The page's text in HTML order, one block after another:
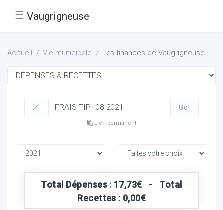
☰ Vaugrigneuse
Accueil Vie municipale Les finances de Vaugrigneuse
Go!
Lien permanent
Total Dépenses : 17,73€ - Total
Recettes : 0,00€